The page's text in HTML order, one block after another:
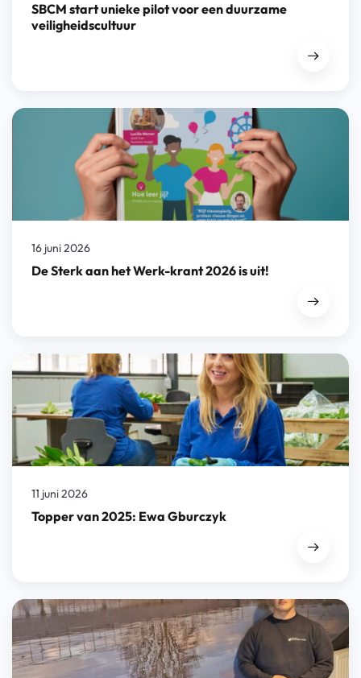
SBCM start unieke pilot voor een duurzame
veiligheidscultuur
De Sterk aan het Werk-krant 2026 is uit!
16 juni 2026
Topper van 2025: Ewa Gburczyk
11 juni 2026